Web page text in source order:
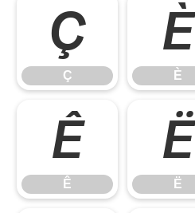
Ç
Ç
È
È
Ê
Ê
Ë
Ë